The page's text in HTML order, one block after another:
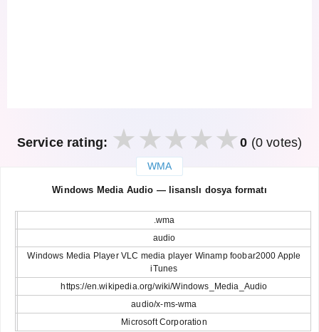
Service rating: 0 (0 votes)
WMA
Windows Media Audio — lisanslı dosya formatı
.wma
audio
Windows Media Player VLC media player Winamp foobar2000 Apple
iTunes
https://en.wikipedia.org/wiki/Windows_Media_Audio
audio/x-ms-wma
Microsoft Corporation